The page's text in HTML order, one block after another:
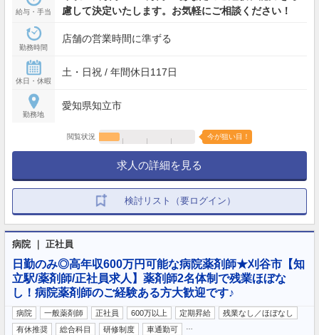
給与・手当
慮して決定いたします。お気軽にご相談ください！
勤務時間
店舗の営業時間に準ずる
休日・休暇
土・日祝 / 年間休日117日
勤務地
愛知県知立市
閲覧状況 今が狙い目！
求人の詳細を見る
検討リスト（要ログイン）
病院 ｜ 正社員
日勤のみ◎高年収600万円可能な病院薬剤師★刈谷市【知
立駅/薬剤師/正社員求人】薬剤師2名体制で残業ほぼな
し！病院薬剤師のご経験ある方大歓迎です♪
病院 一般薬剤師 正社員 600万以上 定期昇給
残業なし／ほぼなし
有休推奨
総合科目 研修制度 車通勤可